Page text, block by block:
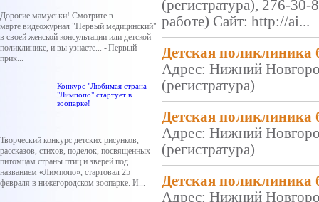
(регистратура), 276-30-
работе) Сайт: http://ai...
Детская
Адрес: Нижний
(регистратура)
Детская
Адрес: Нижний
(регистратура)
Детская
Адрес: Нижний
Дорогие мамуськи! Смотрите в
марте видеожурнал "Первый медицинский"
в своей женской консультации или детской
поликлинике, и вы узнаете... - Первый
прик...
Конкурс "Любимая страна
"Лимпопо" стартует в
зоопарке!
Творческий конкурс детских рисунков,
рассказов, стихов, поделок, посвященных
питомцам страны птиц и зверей под
названием «Лимпопо», стартовал 25
февраля в нижегородском зоопарке. И...